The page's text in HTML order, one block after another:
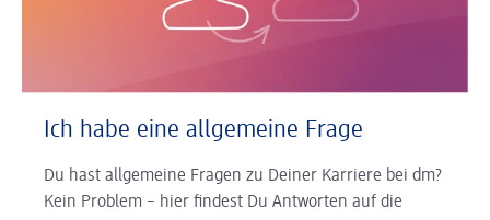
Ich habe eine allgemeine Frage
Du hast allgemeine Fragen zu Deiner Karriere bei dm?
Kein Problem – hier findest Du Antworten auf die